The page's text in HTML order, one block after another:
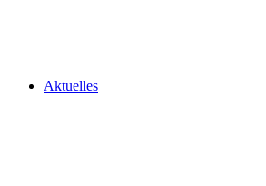
Aktuelles